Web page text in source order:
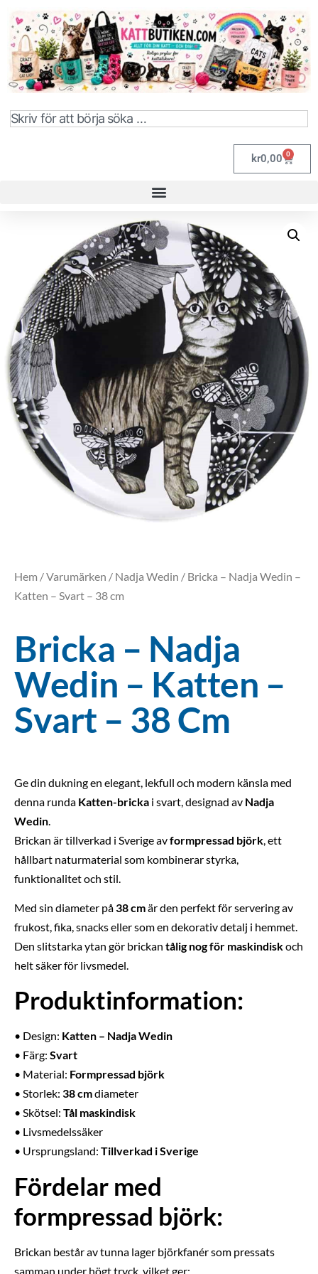
kr0,00 0
Hem /Varumärken / Nadja Wedin / Bricka – Nadja Wedin –
Katten – Svart – 38 cm
Bricka – Nadja
Wedin – Katten –
Svart – 38 Cm
Ge din dukning en elegant, lekfull och modern känsla med
denna runda Katten-bricka i svart, designad av Nadja
Wedin
Brickan är tillverkad i Sverige avformpressad björk , ett
hållbart naturmaterial som kombinerar styrka,
funktionalitet och stil.
Med sin diameter på38 cmär den perfekt för servering av
frukost, fika, snacks eller som en dekorativ detalj i hemmet.
Den slitstarka ytan gör brickan tålig nog för maskindiskoch
helt säker för livsmedel.
Produktinformation:
• Design: Katten – Nadja Wedin
• Färg: Svart
• Material: Formpressad björk
• Storlek: 38 cmdiameter
• Skötsel: Tål maskindisk
• Livsmedelssäker
• Ursprungsland: Tillverkad i Sverige
Fördelar med
formpressad björk:
Brickan består av tunna lager björkfanér som pressats
samman under högt tryck, vilket ger: